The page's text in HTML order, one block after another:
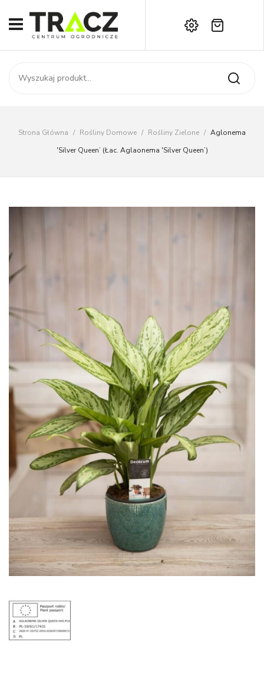
START
SKLEP
AKTUALNOŚCI
Kontakt
Brak produktów w koszyku.
Strona Główna / Rośliny Domowe / Rośliny Zielone / Aglonema
'Silver Queen’ (łac. Aglaonema 'Silver Queen’)